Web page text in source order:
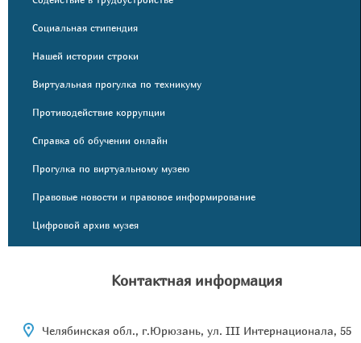
Социальная стипендия
Нашей истории строки
Виртуальная прогулка по техникуму
Противодействие коррупции
Справка об обучении онлайн
Прогулка по виртуальному музею
Правовые новости и правовое информирование
Цифровой архив музея
Контактная информация
Челябинская обл., г.Юрюзань, ул. III Интернационала, 55